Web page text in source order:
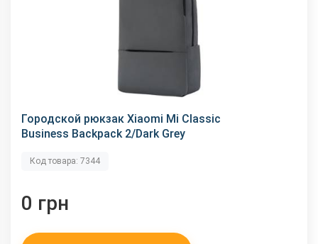
Городской рюкзак Xiaomi Mi Classic
Business Backpack 2/Dark Grey
Код товара: 7344
0 грн